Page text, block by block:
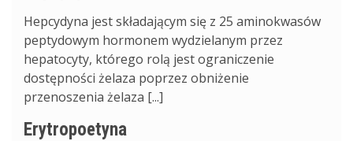
Hepcydyna jest składającym się z 25 aminokwasów
peptydowym hormonem wydzielanym przez
hepatocyty, którego rolą jest ograniczenie
dostępności żelaza poprzez obniżenie
przenoszenia żelaza [...]
Erytropoetyna